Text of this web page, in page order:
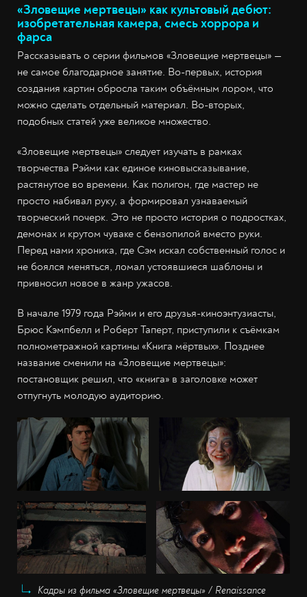
«Зловещие мертвецы» как культовый дебют:
изобретательная камера, смесь хоррора и
фарса
Рассказывать о серии фильмов «Зловещие мертвецы» —
не самое благодарное занятие. Во-первых, история
создания картин обросла таким объёмным лором, что
можно сделать отдельный материал. Во-вторых,
подобных статей уже великое множество.
«Зловещие мертвецы» следует изучать в рамках
творчества Рэйми как единое киновысказывание,
растянутое во времени. Как полигон, где мастер не
просто набивал руку, а формировал узнаваемый
творческий почерк. Это не просто история о подростках,
демонах и крутом чуваке с бензопилой вместо руки.
Перед нами хроника, где Сэм искал собственный голос и
не боялся меняться, ломал устоявшиеся шаблоны и
привносил новое в жанр ужасов.
В начале 1979 года Рэйми и его друзья-киноэнтузиасты,
Брюс Кэмпбелл и Роберт Таперт, приступили к съёмкам
полнометражной картины «Книга мёртвых». Позднее
название сменили на «Зловещие мертвецы»:
постановщик решил, что «книга» в заголовке может
отпугнуть молодую аудиторию.
Кадры из фильма «Зловещие мертвецы» / Renaissance